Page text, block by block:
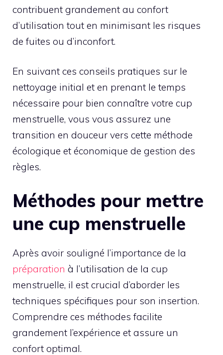
contribuent grandement au confort
d’utilisation tout en minimisant les risques
de fuites ou d’inconfort.
En suivant ces conseils pratiques sur le
nettoyage initial et en prenant le temps
nécessaire pour bien connaître votre cup
menstruelle, vous vous assurez une
transition en douceur vers cette méthode
écologique et économique de gestion des
règles.
Méthodes pour mettre
une cup menstruelle
Après avoir souligné l’importance de la
préparation à l’utilisation de la cup
menstruelle, il est crucial d’aborder les
techniques spécifiques pour son insertion.
Comprendre ces méthodes facilite
grandement l’expérience et assure un
confort optimal.